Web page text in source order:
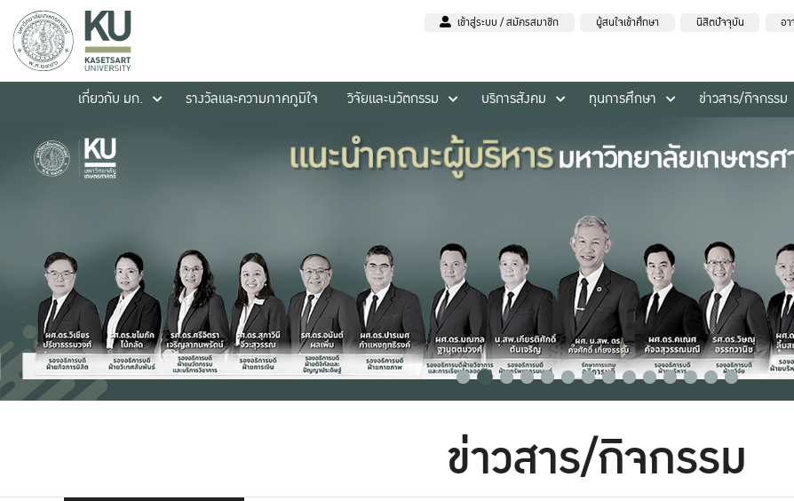
เข้าสู่ระบบ / สมัครสมาชิก ผู้สนใจเข้าศึกษา นิสิตปัจจุบัน อ
เกี่ยวกับ มก.
รางวัลและความภาคภูมิใจ วิจัยและนวัตกรรม บริการสังคม ทุนการศึกษา ข่าวสาร/กิจกรรม
ข่าวสาร/กิจกรรม